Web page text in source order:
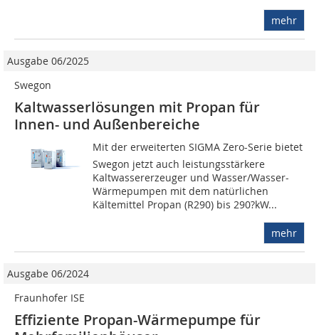
mehr
Ausgabe 06/2025
Swegon
Kaltwasserlösungen mit Propan für
Innen- und Außenbereiche
Mit der erweiterten SIGMA Zero-Serie bietet
Swegon jetzt auch leistungsstärkere
Kaltwassererzeuger und Wasser/Wasser-
Wärmepumpen mit dem natürlichen
Kältemittel Propan (R290) bis 290?kW...
mehr
Ausgabe 06/2024
Fraunhofer ISE
Effiziente Propan-Wärmepumpe für